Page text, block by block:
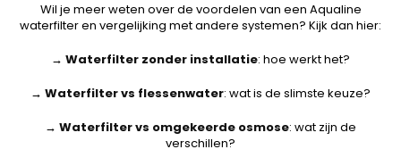
Wil je meer weten over de voordelen van een Aqualine
waterfilter en vergelijking met andere systemen? Kijk dan hier:
→ Waterfilter zonder installatie: hoe werkt het?
→ Waterfilter vs flessenwater: wat is de slimste keuze?
→ Waterfilter vs omgekeerde osmose: wat zijn de
verschillen?